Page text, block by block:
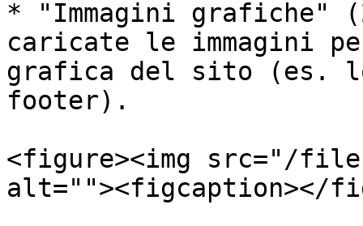
* "Immagini grafiche"
caricate le immagini
grafica del sito (es.
footer).
<figure><img src="/files/
alt=""><figcaption></